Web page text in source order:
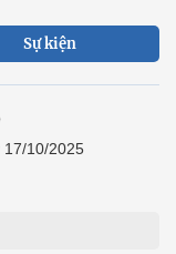
Sự kiện
17/10/2025